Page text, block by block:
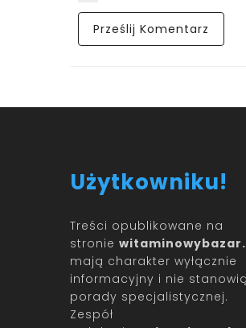
Użytkowniku!
Treści opublikowane na
stronie
mają charakter wyłącznie
informacyjny i nie stanowią
porady specjalistycznej.
Zespół